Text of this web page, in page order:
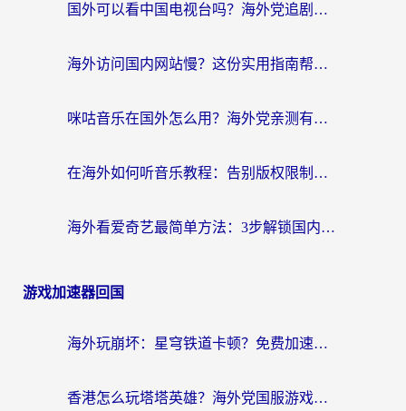
国外可以看中国电视台吗？海外党追剧看片的终极解决方案来了
海外访问国内网站慢？这份实用指南帮你无缝解锁国内资源（附加速器选择技巧）
咪咕音乐在国外怎么用？海外党亲测有效的回国加速器指南
在海外如何听音乐教程：告别版权限制，轻松听遍国内歌单
海外看爱奇艺最简单方法：3步解锁国内影音，留学生追剧不再卡
游戏加速器回国
海外玩崩坏：星穹铁道卡顿？免费加速器推荐+3款热门国服游戏流畅攻略
香港怎么玩塔塔英雄？海外党国服游戏加速避坑指南（附3个热门游戏实测）